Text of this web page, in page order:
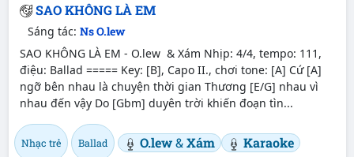
SAO KHÔNG LÀ EM
Sáng tác: Ns O.lew
SAO KHÔNG LÀ EM - O.lew & Xám Nhịp: 4/4, tempo: 111,
điệu: Ballad ===== Key: [B], Capo II., chơi tone: [A] Cứ [A]
ngỡ bên nhau là chuyện thời gian Thương [E/G] nhau vì
nhau đến vậy Do [Gbm] duyên trời khiến đoạn tìn...
Nhạc trẻ Ballad O.lew&Xám Karaoke